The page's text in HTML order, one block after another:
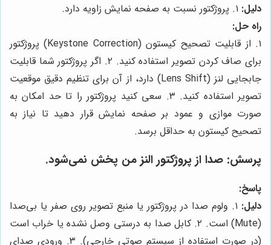
دلیل:
راه حل:
۱. از قابلیت تصحیح کیستون (Keystone Correction) پروژکتور
برای صاف کردن تصویر استفاده کنید. ۲. اگر پروژکتور شما قابلیت
جابجایی لنز (Lens Shift) دارد، از آن برای تنظیم دقیق موقعیت
تصویر استفاده کنید. ۳. سعی کنید پروژکتور را تا حد امکان به
صورت موازی و عمود بر صفحه نمایش قرار دهید تا نیاز به
تصحیح کیستون به حداقل برسد.
پرسش: صدا از پروژکتور النز من پخش نمی‌شود.
پاسخ:
دلیل: ۱. ولوم صدا در پروژکتور یا منبع تصویر روی صفر یا بی‌صدا
(Mute) است. ۲. کابل صدا به درستی وصل نشده یا خراب است
(در صورت استفاده از سیستم صوتی خارجی). ۳. ورودی صدای